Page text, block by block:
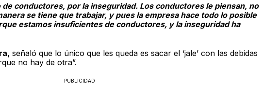
de conductores, por la inseguridad. Los conductores le piensan, no
se tiene que trabajar, y pues la empresa hace todo lo posible
estamos insuficientes de conductores, y la inseguridad ha
señaló que lo único que les queda es sacar el ‘jale’ con las debidas
no hay de otra”.
PUBLICIDAD